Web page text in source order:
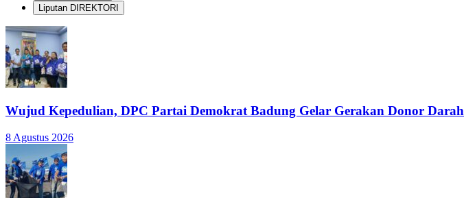
Liputan DIREKTORI
Wujud Kepedulian, DPC Partai Demokrat Badung Gelar Gerakan Donor Darah
8 Agustus 2026